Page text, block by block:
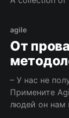
agile
От
– У нас не
Примените
людей он нам